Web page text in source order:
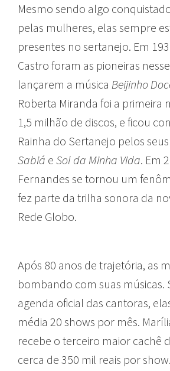
Mesmo sendo algo
pelas mulheres, elas sempre
presentes no sertanejo. Em
Castro foram as pioneiras
lançarem a música Beijinho
Roberta Miranda foi a primeira
1,5 milhão de discos, e ficou
Rainha do Sertanejo pelos
Sabiá e Sol da Minha Vida. Em
Fernandes se tornou um
fez parte da trilha sonora da
Rede Globo.
Após 80 anos de trajetória, as
bombando com suas músicas.
agenda oficial das cantoras,
média 20 shows por mês.
recebe o terceiro maior cachê
cerca de 350 mil reais por